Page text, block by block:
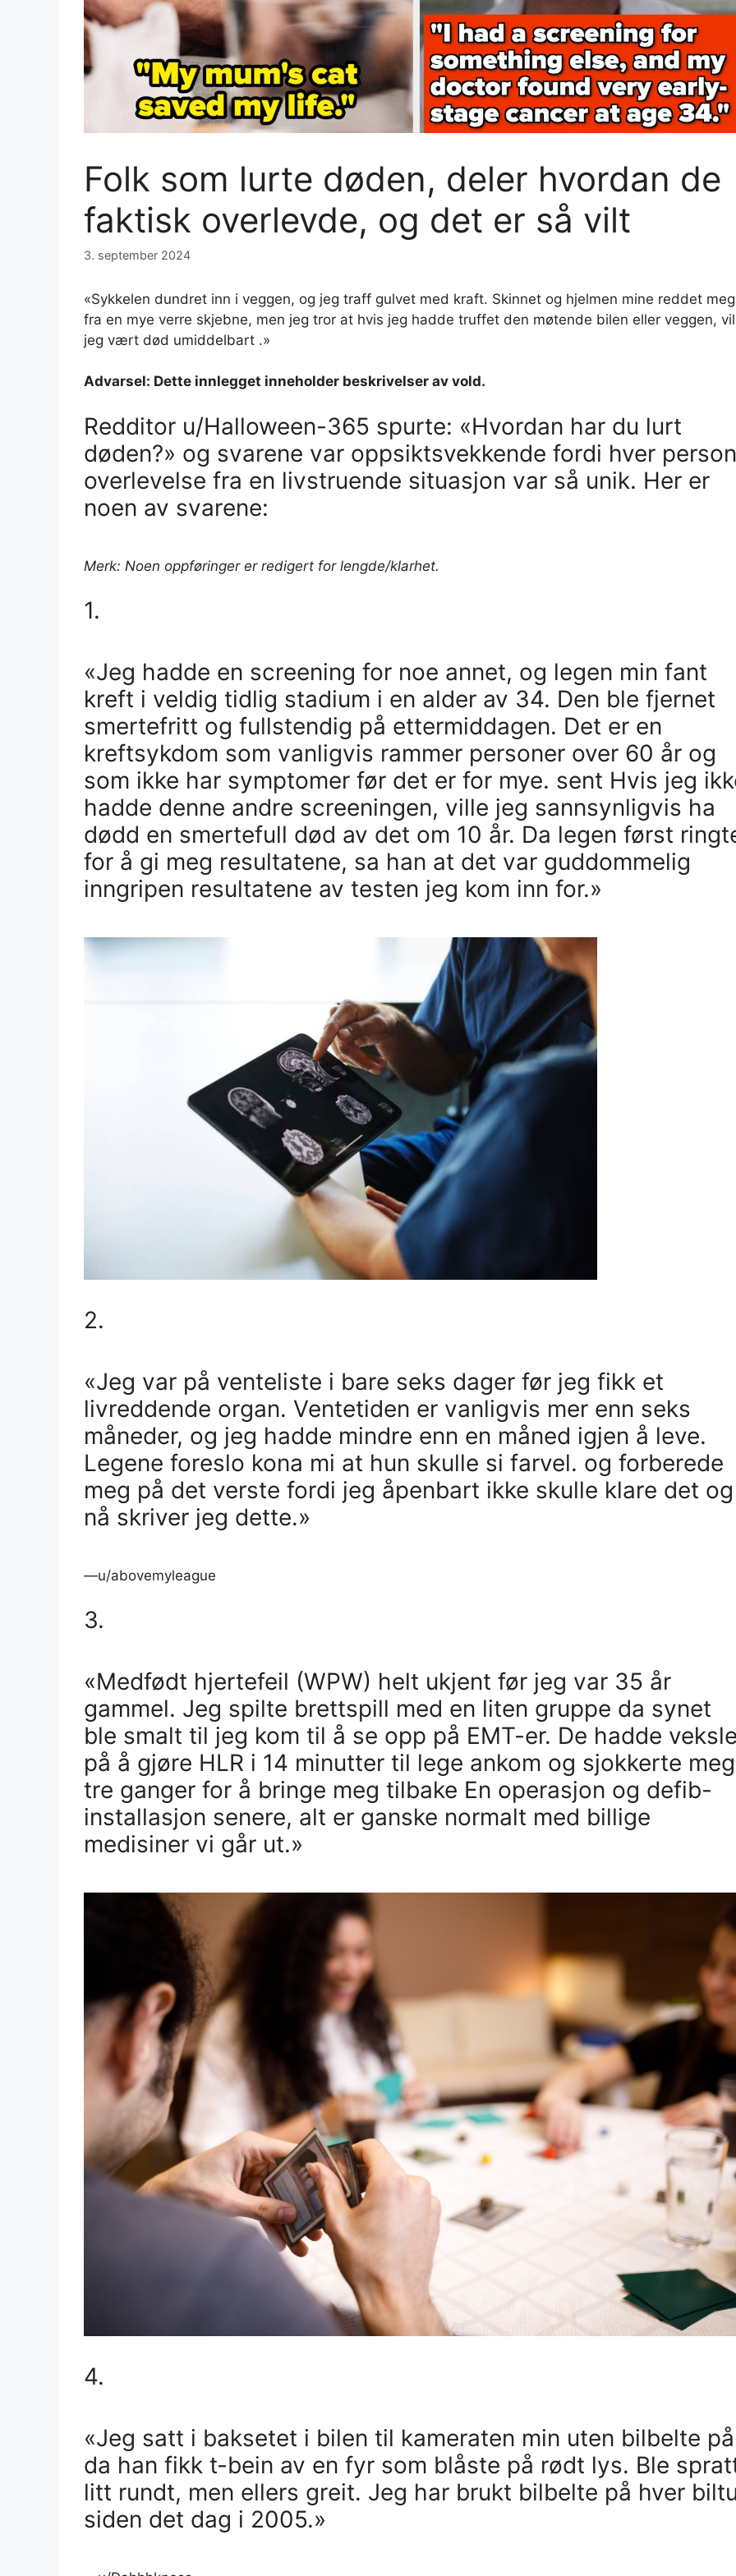
Folk som lurte døden, deler hvordan de
faktisk overlevde, og det er så vilt
3. september 2024
«Sykkelen dundret inn i veggen, og jeg traff gulvet med kraft. Skinnet og hjelmen mine reddet meg
fra en mye verre skjebne, men jeg tror at hvis jeg hadde truffet den møtende bilen eller veggen,
jeg vært død umiddelbart .»
Advarsel: Dette innlegget inneholder beskrivelser av vold.
Redditor u/Halloween-365 spurte: «Hvordan har du lurt
døden?» og svarene var oppsiktsvekkende fordi hver
overlevelse fra en livstruende situasjon var så unik. Her er
noen av svarene:
Merk: Noen oppføringer er redigert for lengde/klarhet.
1.
«Jeg hadde en screening for noe annet, og legen min fant
kreft i veldig tidlig stadium i en alder av 34. Den ble fjernet
smertefritt og fullstendig på ettermiddagen. Det er en
kreftsykdom som vanligvis rammer personer over 60 år og
som ikke har symptomer før det er for mye. sent Hvis jeg
hadde denne andre screeningen, ville jeg sannsynligvis ha
dødd en smertefull død av det om 10 år. Da legen først
for å gi meg resultatene, sa han at det var guddommelig
inngripen resultatene av testen jeg kom inn for.»
2.
«Jeg var på venteliste i bare seks dager før jeg fikk et
livreddende organ. Ventetiden er vanligvis mer enn seks
måneder, og jeg hadde mindre enn en måned igjen å leve.
Legene foreslo kona mi at hun skulle si farvel. og forberede
meg på det verste fordi jeg åpenbart ikke skulle klare det og
nå skriver jeg dette.»
—u/abovemyleague
3.
«Medfødt hjertefeil (WPW) helt ukjent før jeg var 35 år
gammel. Jeg spilte brettspill med en liten gruppe da synet
ble smalt til jeg kom til å se opp på EMT-er. De hadde
på å gjøre HLR i 14 minutter til lege ankom og sjokkerte meg
tre ganger for å bringe meg tilbake En operasjon og defib-
installasjon senere, alt er ganske normalt med billige
medisiner vi går ut.»
4.
«Jeg satt i baksetet i bilen til kameraten min uten bilbelte på
da han fikk t-bein av en fyr som blåste på rødt lys. Ble
litt rundt, men ellers greit. Jeg har brukt bilbelte på hver
siden det dag i 2005.»